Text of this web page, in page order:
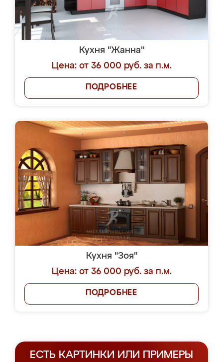
Кухня "Жанна"
Цена: от 36 000 руб. за п.м.
ПОДРОБНЕЕ
Кухня "Зоя"
Цена: от 36 000 руб. за п.м.
ПОДРОБНЕЕ
ЕСТЬ КАРТИНКИ ИЛИ ПРИМЕРЫ